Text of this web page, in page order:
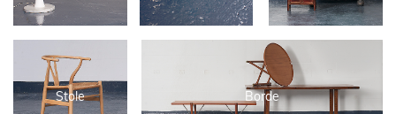
Stole Borde